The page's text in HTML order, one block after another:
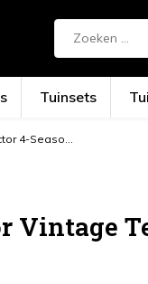
Tuinsets
4-Seaso...
Vintage